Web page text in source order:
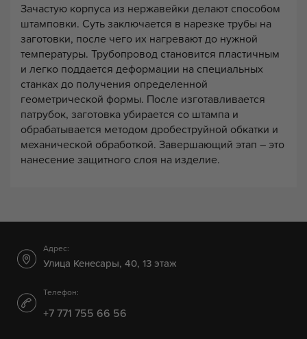
Зачастую корпуса из нержавейки делают способом
штамповки. Суть заключается в нарезке трубы на
заготовки, после чего их нагревают до нужной
температуры. Трубопровод становится пластичным
и легко поддается деформации на специальных
станках до получения определенной
геометрической формы. После изготавливается
патрубок, заготовка убирается со штампа и
обрабатывается методом дробеструйной обкатки и
механической обработкой. Завершающий этап – это
нанесение защитного слоя на изделие.
Адрес:
Улица Кенесары, 40, 13 этаж
Телефон:
+7 771 755 66 56